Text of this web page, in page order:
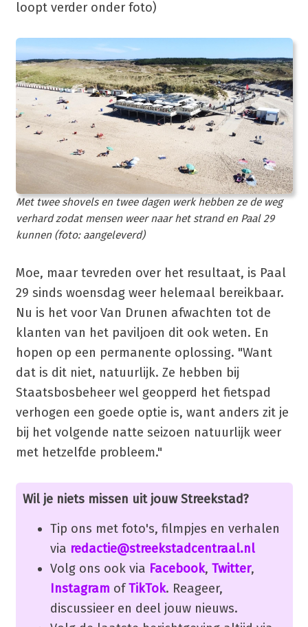
loopt verder onder foto)
Met twee shovels en twee dagen werk hebben ze de weg
verhard zodat mensen weer naar het strand en Paal 29
kunnen (foto: aangeleverd)
Moe, maar tevreden over het resultaat, is Paal
29 sinds woensdag weer helemaal bereikbaar.
Nu is het voor Van Drunen afwachten tot de
klanten van het paviljoen dit ook weten. En
hopen op een permanente oplossing. "Want
dat is dit niet, natuurlijk. Ze hebben bij
Staatsbosbeheer wel geopperd het fietspad
verhogen een goede optie is, want anders zit je
bij het volgende natte seizoen natuurlijk weer
met hetzelfde probleem."
Wil je niets missen uit jouw Streekstad?
Tip ons met foto's, filmpjes en verhalen
via redactie@streekstadcentraal.nl
Volg ons ook via Facebook, Twitter,
Instagram ofTikTok. Reageer,
discussieer en deel jouw nieuws.